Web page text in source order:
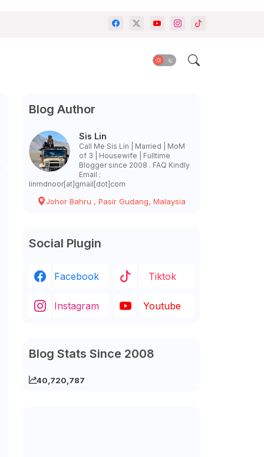
Blog Author
Sis Lin
Call Me Sis Lin | Married | MoM
of 3 | Housewife | Fulltime
Blogger since 2008 . FAQ Kindly
Email :
linmdnoor[at]gmail[dot]com
Johor Bahru , Pasir Gudang, Malaysia
Social Plugin
Facebook Tiktok
Instagram Youtube
Blog Stats Since 2008
40,720,787